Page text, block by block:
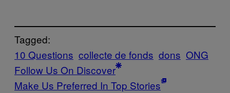
Tagged:
10 Questions collecte de fonds dons ONG
Follow Us On Discover
Make Us Preferred In Top Stories